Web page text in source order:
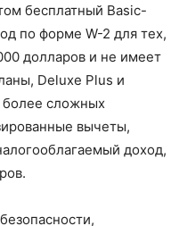
бесплатный Basic-
по форме W-2 для тех,
долларов и не имеет
Deluxe Plus и
более сложных
вычеты,
доход,